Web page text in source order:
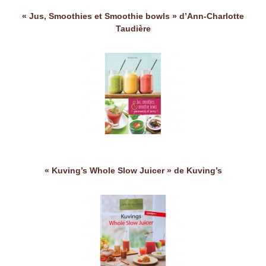
« Jus, Smoothies et Smoothie bowls » d’Ann-Charlotte
Taudière
« Kuving’s Whole Slow Juicer » de Kuving’s